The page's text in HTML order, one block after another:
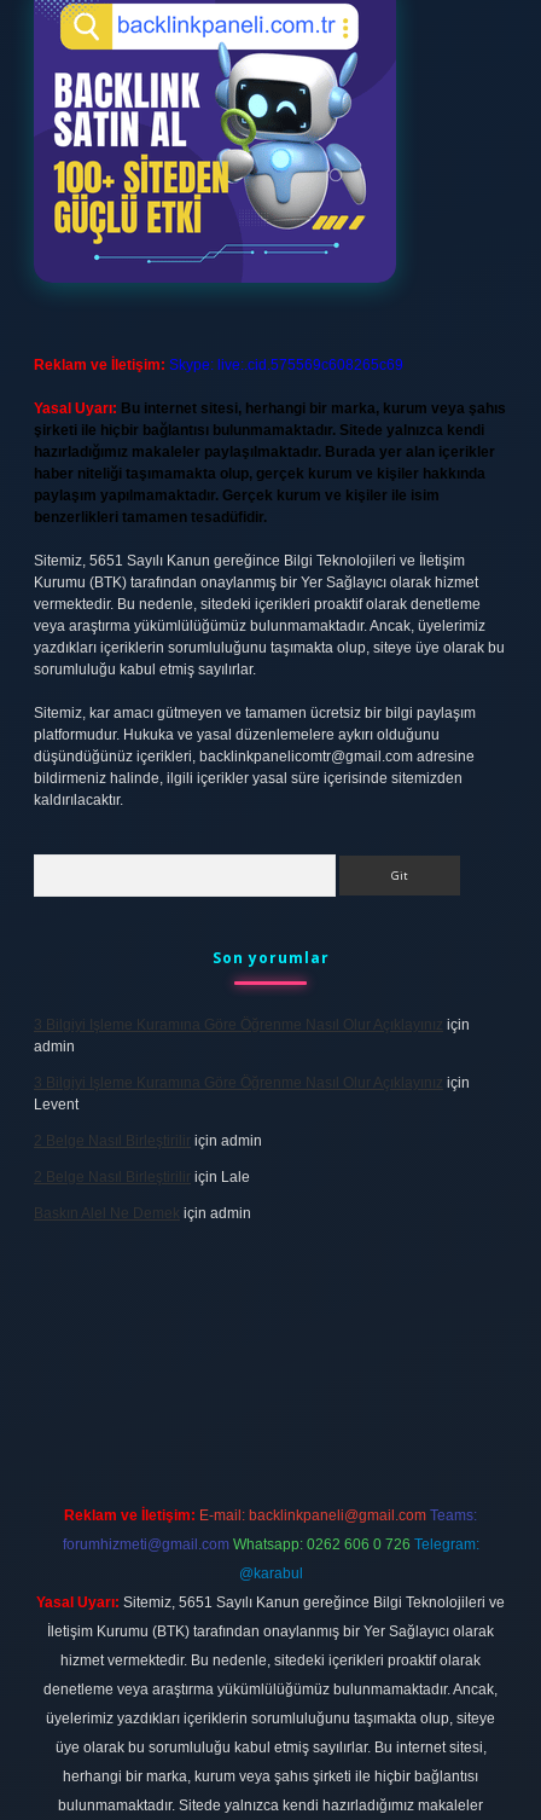
Reklam ve İletişim: Skype: live:.cid.575569c608265c69
Yasal Uyarı: Bu internet sitesi, herhangi bir marka, kurum veya şahıs
şirketi ile hiçbir bağlantısı bulunmamaktadır. Sitede yalnızca kendi
hazırladığımız makaleler paylaşılmaktadır. Burada yer alan içerikler
haber niteliği taşımamakta olup, gerçek kurum ve kişiler hakkında
paylaşım yapılmamaktadır. Gerçek kurum ve kişiler ile isim
benzerlikleri tamamen tesadüfidir.
Sitemiz, 5651 Sayılı Kanun gereğince Bilgi Teknolojileri ve İletişim
Kurumu (BTK) tarafından onaylanmış bir Yer Sağlayıcı olarak hizmet
vermektedir. Bu nedenle, sitedeki içerikleri proaktif olarak denetleme
veya araştırma yükümlülüğümüz bulunmamaktadır. Ancak, üyelerimiz
yazdıkları içeriklerin sorumluluğunu taşımakta olup, siteye üye olarak bu
sorumluluğu kabul etmiş sayılırlar.
Sitemiz, kar amacı gütmeyen ve tamamen ücretsiz bir bilgi paylaşım
platformudur. Hukuka ve yasal düzenlemelere aykırı olduğunu
düşündüğünüz içerikleri, backlinkpanelicomtr@gmail.com adresine
bildirmeniz halinde, ilgili içerikler yasal süre içerisinde sitemizden
kaldırılacaktır.
Son yorumlar
3 Bilgiyi Işleme Kuramına Göre Öğrenme Nasıl Olur Açıklayınız için
admin
3 Bilgiyi Işleme Kuramına Göre Öğrenme Nasıl Olur Açıklayınız için
Levent
2 Belge Nasıl Birleştirilir için admin
2 Belge Nasıl Birleştirilir için Lale
Baskın Alel Ne Demek için admin
Reklam ve İletişim: E-mail: backlinkpaneli@gmail.com Teams:
forumhizmeti@gmail.com Whatsapp: 0262 606 0 726 Telegram:
@karabul
Yasal Uyarı: Sitemiz, 5651 Sayılı Kanun gereğince Bilgi Teknolojileri ve
İletişim Kurumu (BTK) tarafından onaylanmış bir Yer Sağlayıcı olarak
hizmet vermektedir. Bu nedenle, sitedeki içerikleri proaktif olarak
denetleme veya araştırma yükümlülüğümüz bulunmamaktadır. Ancak,
üyelerimiz yazdıkları içeriklerin sorumluluğunu taşımakta olup, siteye
üye olarak bu sorumluluğu kabul etmiş sayılırlar. Bu internet sitesi,
herhangi bir marka, kurum veya şahıs şirketi ile hiçbir bağlantısı
bulunmamaktadır. Sitede yalnızca kendi hazırladığımız makaleler